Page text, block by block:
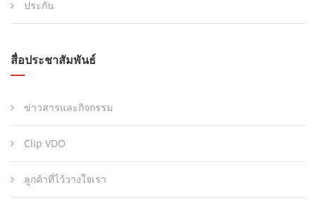
ประกัน
สื่อประชาสัมพันธ์
ข่าวสารและกิจกรรม
Clip VDO
ลูกค้าที่ไว้วางใจเรา